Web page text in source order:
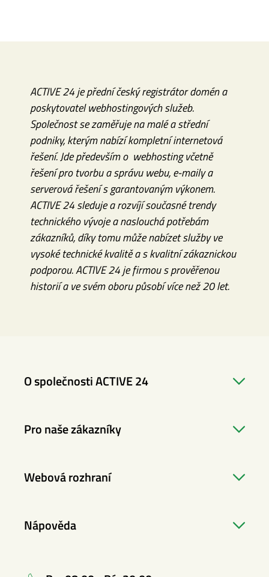
ACTIVE 24je přední český registrátor domén a
poskytovatel webhostingových služeb.
Společnost se zaměřuje na malé a střední
podniky, kterým nabízí kompletní internetová
řešení. Jde především o webhosting včetně
řešení pro tvorbu a správu webu, e-maily a
serverová řešení s garantovaným výkonem.
ACTIVE 24 sleduje a rozvíjí současné trendy
technického vývoje a naslouchá potřebám
zákazníků, díky tomu může nabízet služby ve
vysoké technické kvalitě a s kvalitní zákaznickou
podporou. ACTIVE 24 je firmou s prověřenou
historií a ve svém oboru působí více než 20 let.
O společnosti ACTIVE 24
Pro naše zákazníky
Webová rozhraní
Nápověda